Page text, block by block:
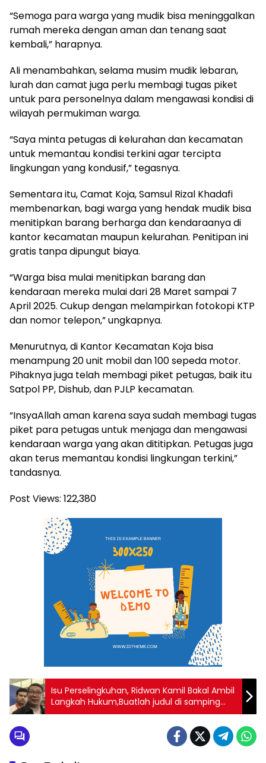
“Semoga para warga yang mudik bisa meninggalkan
rumah mereka dengan aman dan tenang saat
kembali,” harapnya.
Ali menambahkan, selama musim mudik lebaran,
lurah dan camat juga perlu membagi tugas piket
untuk para personelnya dalam mengawasi kondisi di
wilayah permukiman warga.
“Saya minta petugas di kelurahan dan kecamatan
untuk memantau kondisi terkini agar tercipta
lingkungan yang kondusif,” tegasnya.
Sementara itu, Camat Koja, Samsul Rizal Khadafi
membenarkan, bagi warga yang hendak mudik bisa
menitipkan barang berharga dan kendaraanya di
kantor kecamatan maupun kelurahan. Penitipan ini
gratis tanpa dipungut biaya.
“Warga bisa mulai menitipkan barang dan
kendaraan mereka mulai dari 28 Maret sampai 7
April 2025. Cukup dengan melampirkan fotokopi KTP
dan nomor telepon,” ungkapnya.
Menurutnya, di Kantor Kecamatan Koja bisa
menampung 20 unit mobil dan 100 sepeda motor.
Pihaknya juga telah membagi piket petugas, baik itu
Satpol PP, Dishub, dan PJLP kecamatan.
“InsyaAllah aman karena saya sudah membagi tugas
piket para petugas untuk menjaga dan mengawasi
kendaraan warga yang akan dititipkan. Petugas juga
akan terus memantau kondisi lingkungan terkini,”
tandasnya.
Post Views: 122,380
Isu Perselingkuhan, Ridwan Kamil Bakal Ambil
Langkah Hukum,Buatlah judul di samping
menjadi lebih menarik